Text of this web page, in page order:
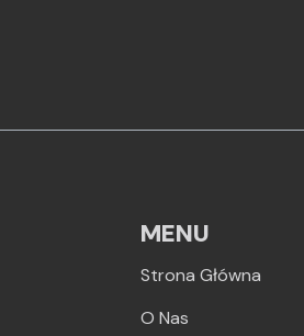
MENU
Strona Główna
O Nas